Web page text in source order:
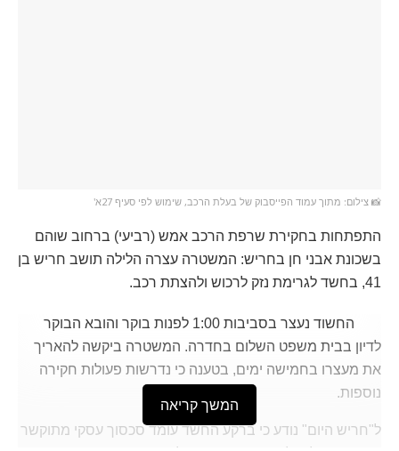
📸 צילום: מתוך עמוד הפייסבוק של בעלת הרכב, שימוש לפי סעיף 27א'
התפתחות בחקירת שרפת הרכב אמש (רביעי) ברחוב שוהם
בשכונת אבני חן בחריש: המשטרה עצרה הלילה תושב חריש בן
41, בחשד לגרימת נזק לרכוש ולהצתת רכב.
החשוד נעצר בסביבות 1:00 לפנות בוקר והובא הבוקר
לדיון בבית משפט השלום בחדרה. המשטרה ביקשה להאריך
את מעצרו בחמישה ימים, בטענה כי נדרשות פעולות חקירה
נוספות.
ל"חריש היום" נודע כי ברקע החשד עומד סכסוך עסקי מתוקשר
המשך קריאה